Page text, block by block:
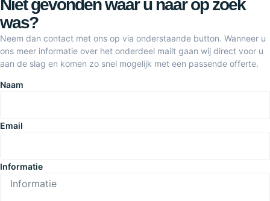
Niet gevonden waar u naar op zoek
was?
Neem dan contact met ons op via onderstaande button. Wanneer u
ons meer informatie over het onderdeel mailt gaan wij direct voor u
aan de slag en komen zo snel mogelijk met een passende offerte.
Naam
Email
Informatie